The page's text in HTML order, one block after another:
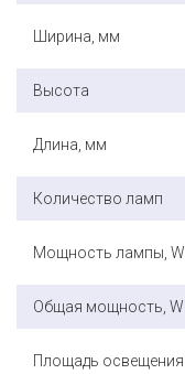
Ширина, мм
Высота
Длина, мм
Количество ламп
Мощность лампы, W
Общая мощность, W
Площадь освещения